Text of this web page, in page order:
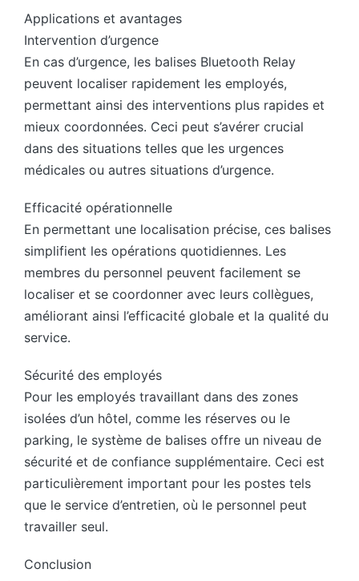
Applications et avantages
Intervention d’urgence
En cas d’urgence, les balises Bluetooth Relay
peuvent localiser rapidement les employés,
permettant ainsi des interventions plus rapides et
mieux coordonnées. Ceci peut s’avérer crucial
dans des situations telles que les urgences
médicales ou autres situations d’urgence.
Efficacité opérationnelle
En permettant une localisation précise, ces balises
simplifient les opérations quotidiennes. Les
membres du personnel peuvent facilement se
localiser et se coordonner avec leurs collègues,
améliorant ainsi l’efficacité globale et la qualité du
service.
Sécurité des employés
Pour les employés travaillant dans des zones
isolées d’un hôtel, comme les réserves ou le
parking, le système de balises offre un niveau de
sécurité et de confiance supplémentaire. Ceci est
particulièrement important pour les postes tels
que le service d’entretien, où le personnel peut
travailler seul.
Conclusion